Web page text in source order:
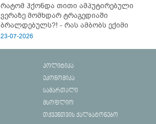
რატომ ჰქონდა თითი ამპუტირებული
ვერაზე მომხდარ ტრაგედიაში
ბრალდებულს?! - რას ამბობს ექიმი
23-07-2026
პოლიტიკა
ეკონომიკა
სამართალი
მსოფლიო
თქვენთვის ქალბატონებო